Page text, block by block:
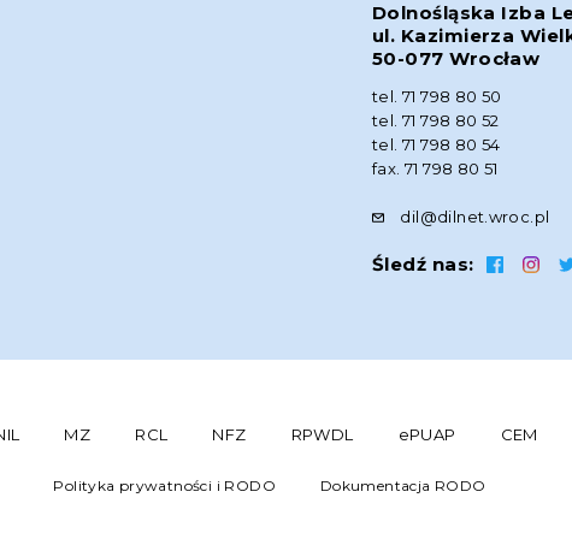
Dolnośląska Izba
ul. Kazimierza
50-077 Wrocław
tel. 71 798 80 50
tel. 71 798 80 52
tel. 71 798 80 54
fax. 71 798 80 51
dil@dilnet.wroc.pl
Śledź nas:
MZ RCL NFZ RPWDL ePUAP CEM
Polityka prywatności i RODO Dokumentacja RODO